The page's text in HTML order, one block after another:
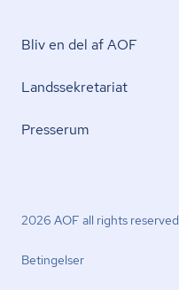
Bliv en del af AOF
Lands­se­kre­ta­ri­at
Presserum
2026 AOF all rights reserved
Betingelser